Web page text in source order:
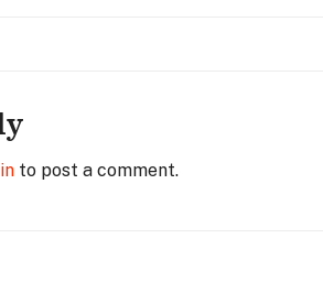
to post a comment.